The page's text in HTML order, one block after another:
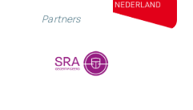
Partners